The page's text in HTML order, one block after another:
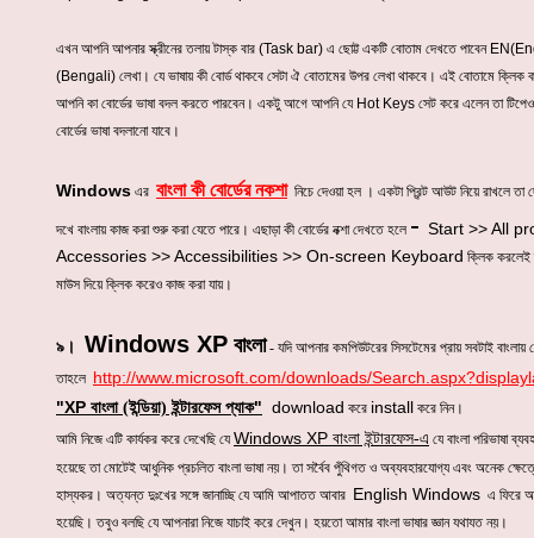
এখন আপনি আপনার স্ক্রীনের তলায় টাস্ক বার (Task bar) এ ছোট্ট একটি বোতাম দেখতে পাবেন
(Bengali) লেখা। যে ভাষায় কী বোর্ড থাকবে সেটা ঐ বোতামের উপর লেখা থাকবে। এই বোতামে ক্লিক
আপনি কা বোর্ডের ভাষা বদল করতে পারবেন। একটু আগে আপনি যে Hot Keys সেট করে এলেন তা
বোর্ডের ভাষা বদলানো যাবে।
Windows এর বাংলা কী বোর্ডের নকশানিচে দেওয়া হল । একটা প্রিন্ট আউট নিয়ে রাখলে তা
দখে বাংলায় কাজ করা শুরু করা যেতে পারে। এছাড়া কী বোর্ডের নক্শা দেখতে হলে - Start >> All
Accessories >> Accessibilities >> On-screen Keyboard ক্লিক করলেই
মাউস দিয়ে ক্লিক করেও কাজ করা যায়।
৯। Windows XP বাংলা - যদি আপনার কমপিউটরের সিসটেমের প্রায় সবটাই বাংলায়
তাহলে http://www.microsoft.com/downloads/
"XP বাংলা (ইন্ডিয়া) ইন্টারফেস প্যাক" download করে install করে নিন।
আমি নিজে এটি কার্যকর করে দেখেছি যেWindows XP বাংলা ইন্টারফেস-এ যে বাংলা পরিভাষা
হয়েছে তা মোটেই আধুনিক প্রচলিত বাংলা ভাষা নয়। তা সর্বৈব পুঁথিগত ও অব্যবহারযোগ্য এবং অনেক
হাস্যকর। অত্যন্ত দুঃখের সঙ্গে জানাচ্ছি যে আমি আপাতত আবার English Windows এ ফিরে
হয়েছি। তবুও বলছি যে আপনারা নিজে যাচাই করে দেখুন। হয়তো আমার বাংলা ভাষার জ্ঞান যথাযত নয়।